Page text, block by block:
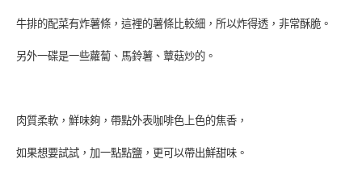
牛排的配菜有炸薯條，這裡的薯條比較細，所以炸得透，非常酥脆。
另外一碟是一些蘿蔔、馬鈴薯、蕈菇炒的。
肉質柔軟，鮮味夠，帶點外表咖啡色上色的焦香，
如果想要試試，加一點點鹽，更可以帶出鮮甜味。